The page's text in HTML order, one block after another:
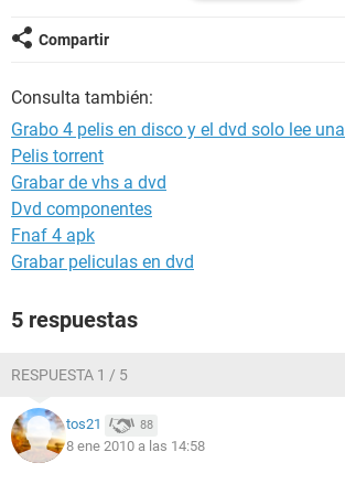
Saludos
Compartir
Consulta también:
Grabo 4 pelis en disco y el dvd solo lee una
Pelis torrent
Grabar de vhs a dvd
Dvd componentes
Fnaf 4 apk
Grabar peliculas en dvd
5 respuestas
RESPUESTA 1 / 5
tos21 88
8 ene 2010 a las 14:58